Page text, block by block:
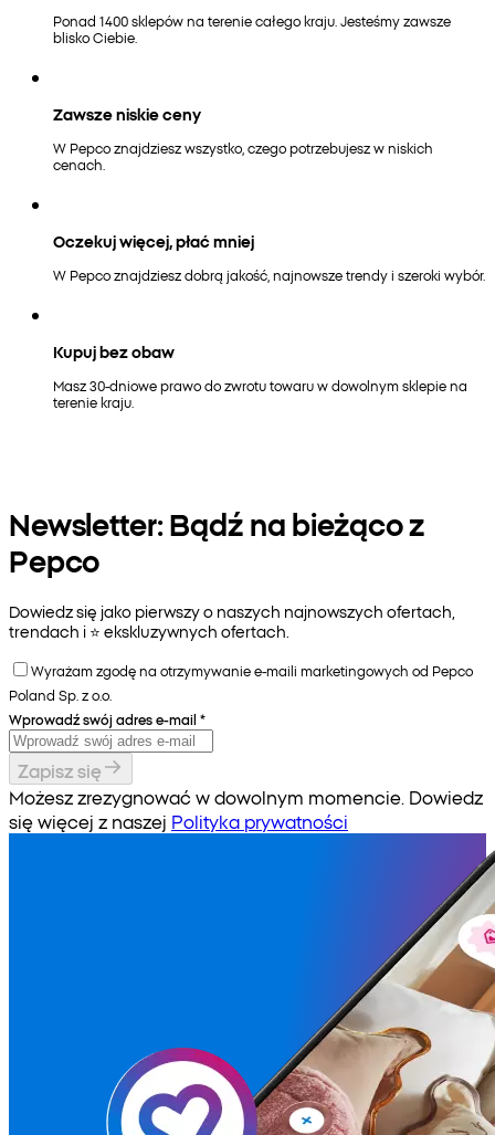
Ponad 1400 sklepów na terenie całego kraju. Jesteśmy zawsze
blisko Ciebie.
Zawsze niskie ceny
W Pepco znajdziesz wszystko, czego potrzebujesz w niskich
cenach.
Oczekuj więcej, płać mniej
W Pepco znajdziesz dobrą jakość, najnowsze trendy i szeroki wybór.
Kupuj bez obaw
Masz 30-dniowe prawo do zwrotu towaru w dowolnym sklepie na
terenie kraju.
Newsletter: Bądź na bieżąco z
Pepco
Dowiedz się jako pierwszy o naszych najnowszych ofertach,
trendach i ⭐️ ekskluzywnych ofertach.
Wyrażam zgodę na otrzymywanie e-maili marketingowych od Pepco
Poland Sp. z o.o.
Wprowadź swój adres e-mail *
Zapisz się
Możesz zrezygnować w dowolnym momencie. Dowiedz
się więcej z naszej Polityka prywatności